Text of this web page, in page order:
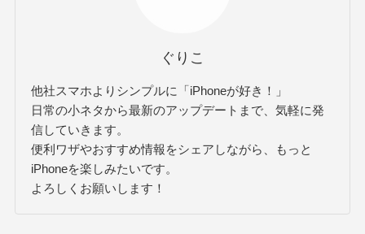
ぐりこ
他社スマホよりシンプルに「iPhoneが好き！」
日常の小ネタから最新のアップデートまで、気軽に発
信していきます。
便利ワザやおすすめ情報をシェアしながら、もっと
iPhoneを楽しみたいです。
よろしくお願いします！